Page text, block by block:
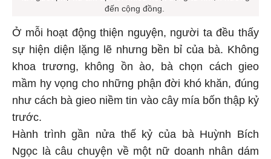
đến cộng đồng.
Ở mỗi hoạt động thiện nguyện, người ta đều thấy
sự hiện diện lặng lẽ nhưng bền bỉ của bà. Không
khoa trương, không ồn ào, bà chọn cách gieo
mầm hy vọng cho những phận đời khó khăn, đúng
như cách bà gieo niềm tin vào cây mía bốn thập kỷ
trước.
Hành trình gần nửa thế kỷ của bà Huỳnh Bích
Ngọc là câu chuyện về một nữ doanh nhân dám